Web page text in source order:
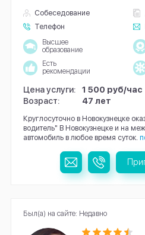
Собеседование
Телефон
Высшее
образование
Есть
рекомендации
Цена услуги:
1 500 руб/час
Возраст:
47 лет
Круглосуточно в Новокузнецке
водитель" В Новокузнецке и на
автомобиль в любое время суток.
Был(а) на сайте: Недавно